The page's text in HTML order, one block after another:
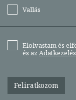
Vallás
Elolvastam és
és az
Feliratkozom